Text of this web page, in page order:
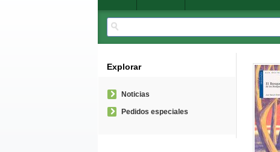
Explorar
Noticias
Pedidos especiales